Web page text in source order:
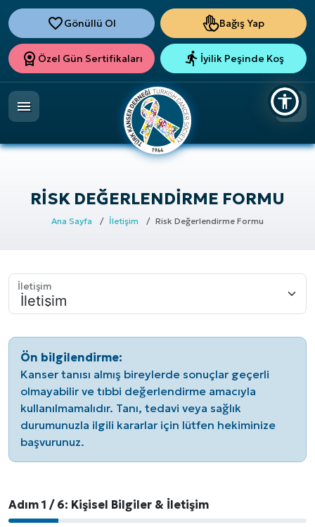
Gönüllü Ol Bağış Yap
Özel Gün Sertifikaları İyilik Peşinde Koş
RISK DEĞERLENDIRME FORMU
Ana Sayfa İletişim Risk Değerlendirme Formu
İletişim
Ön bilgilendirme:
Kanser tanısı almış bireylerde sonuçlar geçerli
olmayabilir ve tıbbi değerlendirme amacıyla
kullanılmamalıdır. Tanı, tedavi veya sağlık
durumunuzla ilgili kararlar için lütfen hekiminize
başvurunuz.
Adım 1 / 6: Kişisel Bilgiler & İletişim